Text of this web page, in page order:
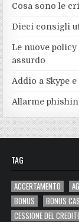
Cosa sono le
Dieci consigli
Le nuove
assurdo
Addio a Skype
Allarme
TAG
ACCERTAMENTO
BONUS
BONUS
CESSIONE DEL